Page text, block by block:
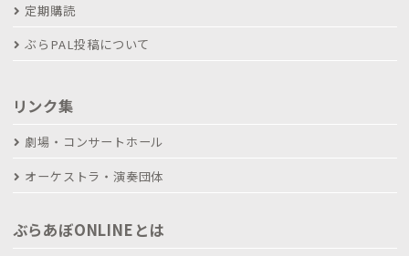
定期購読
ぶらPAL投稿について
リンク集
劇場・コンサートホール
オーケストラ・演奏団体
ぶらあぼONLINEとは